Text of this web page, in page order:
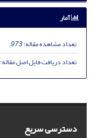
آمار
تعداد مشاهده مقاله:973
تعداد دریافت فایل اصل مقاله:
دسترسی سریع